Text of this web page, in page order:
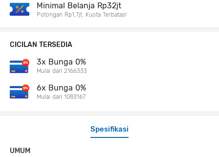
Spesifikasi
UMUM
Minimal Belanja Rp32jt
Potongan Rp1,7jt. Kuota Terbatas!
CICILAN TERSEDIA
3x Bunga 0%
Mulai dari 2166333
6x Bunga 0%
Mulai dari 1083167